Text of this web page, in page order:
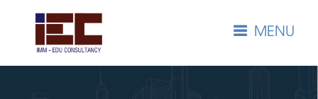
MENU